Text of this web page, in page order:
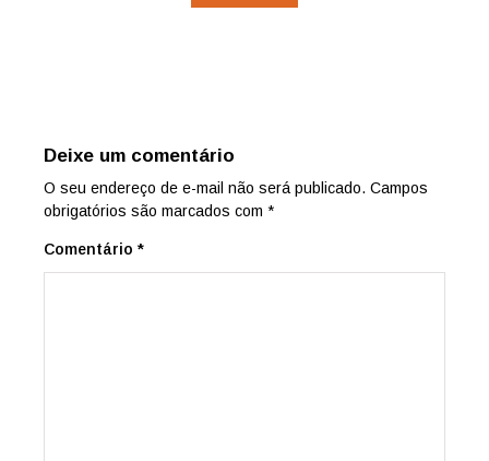
Deixe um comentário
O seu endereço de e-mail não será publicado. Campos
obrigatórios são marcados com *
Comentário *